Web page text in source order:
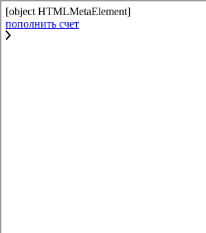
[object HTMLMetaElement]
пополнить счет